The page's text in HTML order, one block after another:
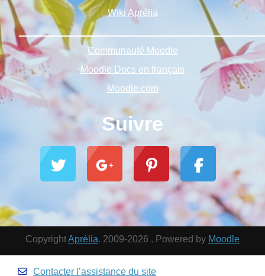
Wiki Aprélia
Communauté Moodle
Moodle Docs en français
Moodle.com
Suivre
CopyrightAprélia. 2009-2026 . Powered by Moodle
Contacter l’assistance du site